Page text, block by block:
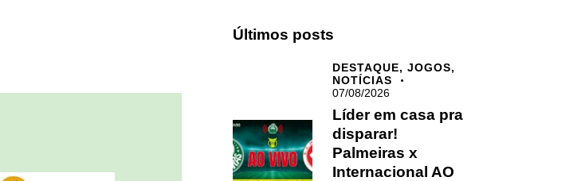
Últimos posts
DESTAQUE,JOGOS,
NOTÍCIAS
07/08/2026
Líder em casa pra
disparar!
Palmeiras x
Internacional AO